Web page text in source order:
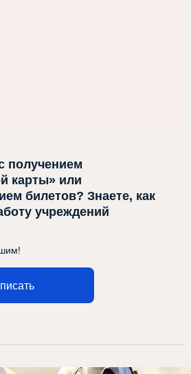
получением
карты» или
билетов? Знаете, как
учреждений